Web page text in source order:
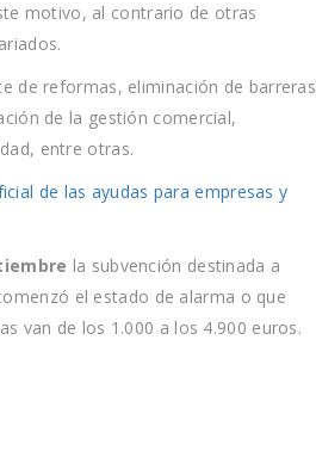
motivo, al contrario de otras
de reformas, eliminación de barreras
de la gestión comercial,
entre otras.
de las ayudas para empresas y
la subvención destinada a
el estado de alarma o que
van de los 1.000 a los 4.900 euros.